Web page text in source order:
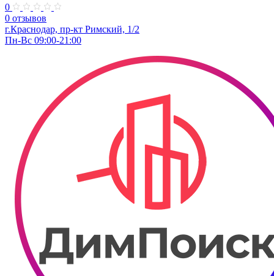
0
0 отзывов
г.Краснодар, пр-кт Римский, 1/2
Пн-Вс 09:00-21:00